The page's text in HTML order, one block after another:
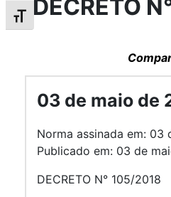
Alternar tamanho da fonte
DECRETO
03 de maio de
Norma assinada em: 03
Publicado em: 03 de
DECRETO N° 105/2018